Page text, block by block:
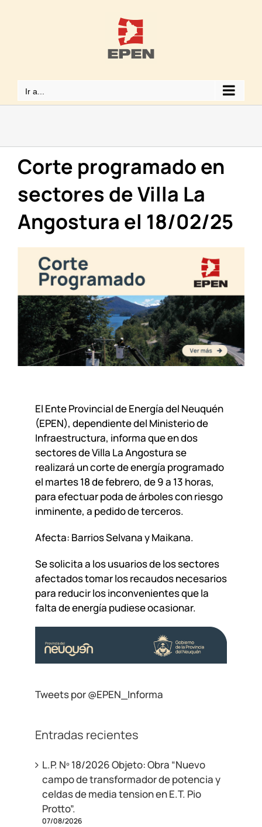
Ir a...
Corte programado en
sectores de Villa La
Angostura el 18/02/25
El Ente Provincial de Energía del Neuquén
(EPEN), dependiente del Ministerio de
Infraestructura, informa que en dos
sectores de Villa La Angostura se
realizará un corte de energía programado
el martes 18 de febrero, de 9 a 13 horas,
para efectuar poda de árboles con riesgo
inminente, a pedido de terceros.
Afecta: Barrios Selvana y Maikana.
Se solicita a los usuarios de los sectores
afectados tomar los recaudos necesarios
para reducir los inconvenientes que la
falta de energía pudiese ocasionar.
Tweets por @EPEN_Informa
Entradas recientes
L.P. Nº 18/2026 Objeto: Obra “Nuevo
campo de transformador de potencia y
celdas de media tension en E.T. Pio
Protto”.
07/08/2026